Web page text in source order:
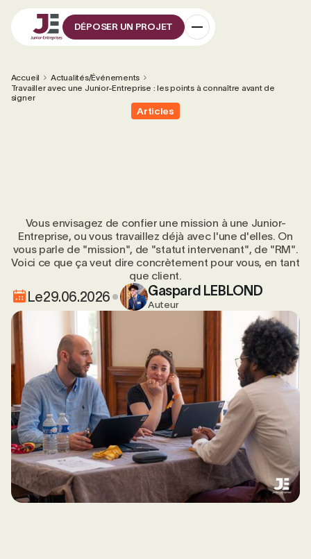
DÉPOSER UN PROJET
Accueil
Actualités/Événements
Travailler avec une Junior-Entreprise : les points à connaître avant de
signer
Articles
Vous envisagez de confier une mission à une Junior-
Entreprise, ou vous travaillez déjà avec l'une d'elles. On
vous parle de "mission", de "statut intervenant", de "RM".
Voici ce que ça veut dire concrètement pour vous, en tant
que client.
Le29.06.2026 Gaspard LEBLOND
Auteur